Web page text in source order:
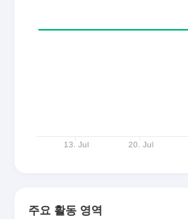
주요 활동 영역